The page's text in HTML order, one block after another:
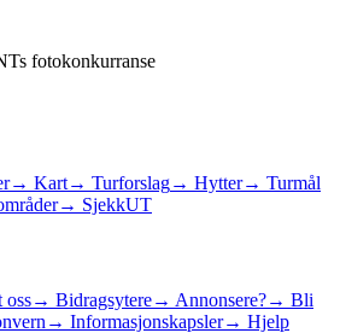
fotokonkurranse
→ Kart→ Turforslag→ Hytter→ Turmål
→ SjekkUT
→ Bidragsytere→ Annonsere?→ Bli
→ Informasjonskapsler→ Hjelp